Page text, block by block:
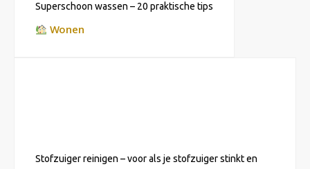
Superschoon wassen – 20 praktische tips
Wonen
Stofzuiger reinigen – voor als je stofzuiger stinkt en